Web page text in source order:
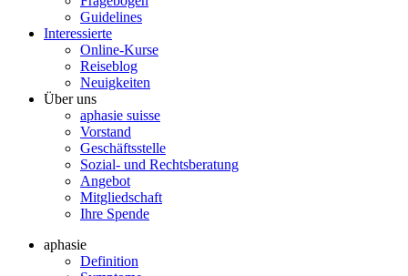
Guidelines
Interessierte
Online-Kurse
Reiseblog
Neuigkeiten
Über uns
aphasie suisse
Vorstand
Geschäftsstelle
Sozial- und Rechtsberatung
Angebot
Mitgliedschaft
Ihre Spende
aphasie
Definition